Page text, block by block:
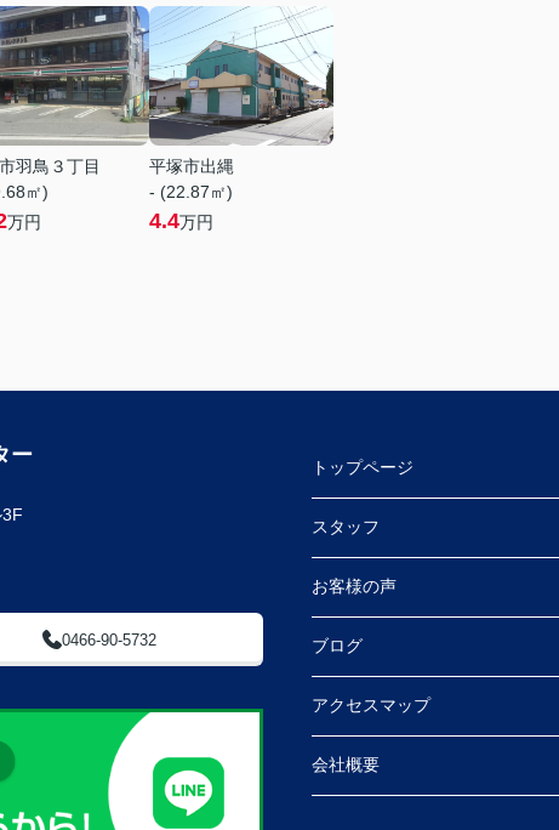
羽鳥３丁目
㎡)
万円
平塚市出縄
- (22.87㎡)
4.4万円
ー
0466-90-5732
トップページ
スタッフ
お客様の声
ブログ
アクセスマップ
会社概要